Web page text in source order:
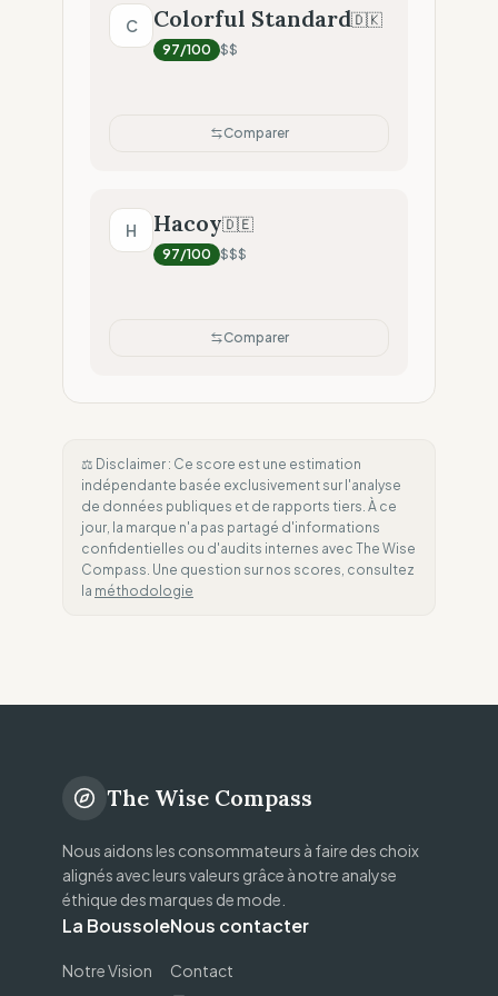
C Colorful Standard🇩🇰
97/100 $$
Comparer
H Hacoy🇩🇪
97/100 $$$
Comparer
⚖️ Disclaimer : Ce score est une estimation
indépendante basée exclusivement sur l'analyse
de données publiques et de rapports tiers. À ce
jour, la marque n'a pas partagé d'informations
confidentielles ou d'audits internes avec The Wise
Compass. Une question sur nos scores, consultez
la méthodologie
The Wise Compass
Nous aidons les consommateurs à faire des choix
alignés avec leurs valeurs grâce à notre analyse
éthique des marques de mode.
La Boussole
Notre Vision
Nous contacter
Contact